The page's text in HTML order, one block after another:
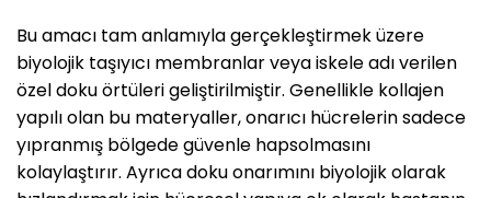
Bu amacı tam anlamıyla gerçekleştirmek üzere
biyolojik taşıyıcı membranlar veya iskele adı verilen
özel doku örtüleri geliştirilmiştir. Genellikle kollajen
yapılı olan bu materyaller, onarıcı hücrelerin sadece
yıpranmış bölgede güvenle hapsolmasını
kolaylaştırır. Ayrıca doku onarımını biyolojik olarak